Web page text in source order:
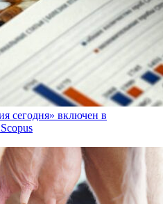
сегодня» включен в